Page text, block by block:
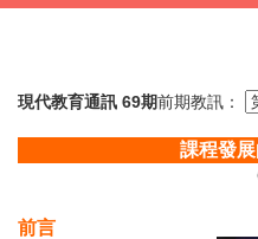
現代教育通訊 69期前期教訊：
課程發
前言